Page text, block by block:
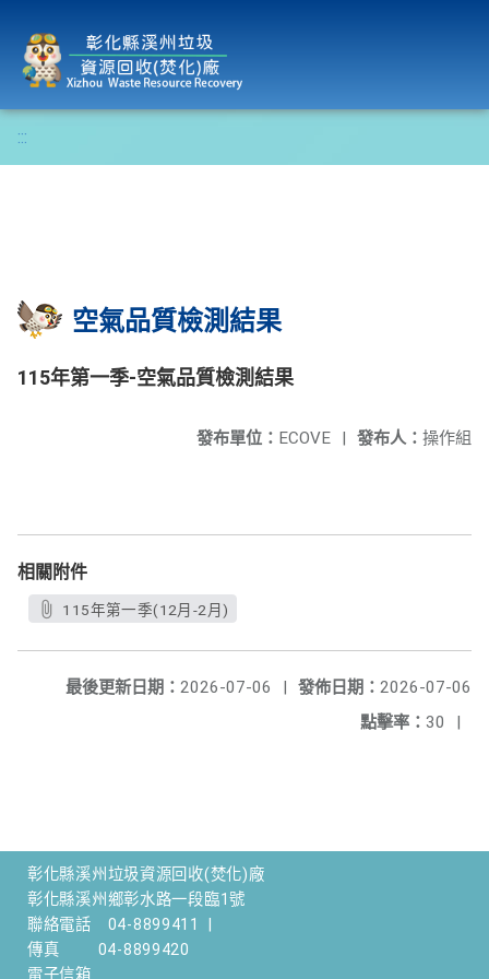
:::
空氣品質檢測結果
115年第一季-空氣品質檢測結果
發布人： 操作組
發布單位： ECOVE |
相關附件
115年第一季(12月-2月)
發佈日期： 2026-07-06
最後更新日期： 2026-07-06
|
點擊率： 30 |
彰化縣溪州垃圾資源回收(焚化)廠
彰化縣溪州鄉彰水路一段臨1號
聯絡電話
04-8899411
傳真
04-8899420
電子信箱